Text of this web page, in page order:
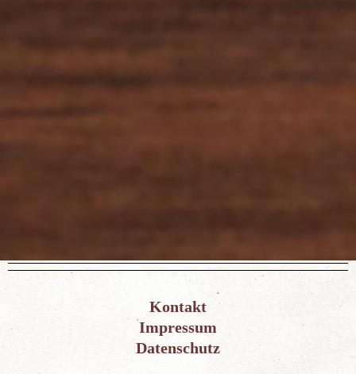
Kontakt
Impressum
Datenschutz